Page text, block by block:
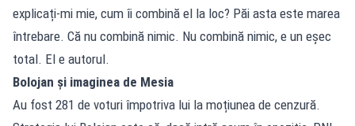
explicați-mi mie, cum îi combină el la loc? Păi asta este marea
întrebare. Că nu combină nimic. Nu combină nimic, e un eșec
total. El e autorul.
Bolojan și imaginea de Mesia
Au fost 281 de voturi împotriva lui la moțiunea de cenzură.